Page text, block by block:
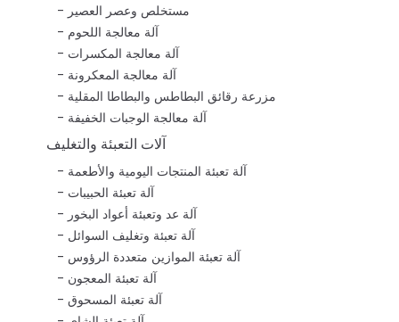
مستخلص وعصر العصير
آلة معالجة اللحوم
آلة معالجة المكسرات
آلة معالجة المعكرونة
مزرعة رقائق البطاطس والبطاطا المقلية
آلة معالجة الوجبات الخفيفة
آلات التعبئة والتغليف
آلة تعبئة المنتجات اليومية والأطعمة
آلة تعبئة الحبيبات
آلة عد وتعبئة أعواد البخور
آلة تعبئة وتغليف السوائل
آلة تعبئة الموازين متعددة الرؤوس
آلة تعبئة المعجون
آلة تعبئة المسحوق